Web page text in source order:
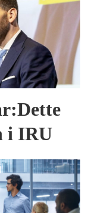
i IRU